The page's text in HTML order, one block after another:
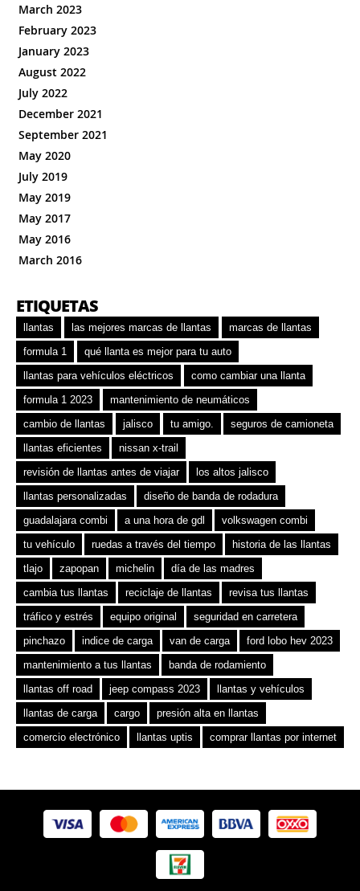
March 2023
February 2023
January 2023
August 2022
July 2022
December 2021
September 2021
May 2020
July 2019
May 2019
May 2017
May 2016
March 2016
ETIQUETAS
llantas las mejores marcas de llantas
marcas de llantas
formula 1
qué llanta es mejor para tu auto
llantas para vehículos eléctricos
como cambiar una llanta
formula 1 2023
mantenimiento de neumáticos
cambio de llantas
jalisco tu amigo.
seguros de camioneta
llantas eficientes
nissan x-trail
revisión de llantas antes de viajar
los altos jalisco
llantas personalizadas
diseño de banda de rodadura
guadalajara combi
a una hora de gdl
volkswagen combi
tu vehículo
ruedas a través del tiempo
historia de las llantas
tlajo
zapopan michelin
día de las madres
cambia tus llantas
reciclaje de llantas
revisa tus llantas
tráfico y estrés
equipo original
seguridad en carretera
pinchazo
indice de carga van de carga
ford lobo hev 2023
mantenimiento a tus llantas
banda de rodamiento
llantas off road
jeep compass 2023
llantas y vehículos
llantas de carga
cargo
presión alta en llantas
comercio electrónico
llantas uptis comprar llantas por internet